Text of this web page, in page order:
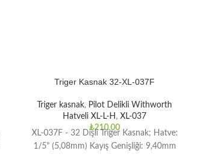
Triger Kasnak 32-XL-037F
Triger kasnak, Pilot Delikli Withworth
Hatveli XL-L-H , XL-037
₺210,00
XL-037F - 32 Dişli Triger Kasnak; Hatve:
1/5" (5,08mm) Kayış Genişliği: 9,40mm